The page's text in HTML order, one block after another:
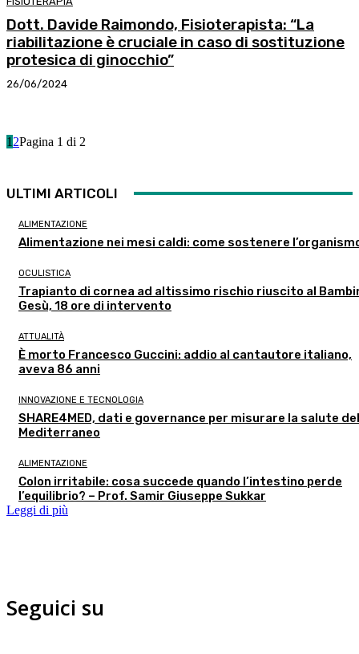
Dott. Davide Raimondo, Fisioterapista: “La
riabilitazione è cruciale in caso di sostituzione
protesica di ginocchio”
26/06/2024
1 2Pagina 1 di 2
ULTIMI ARTICOLI
ALIMENTAZIONE
Alimentazione nei mesi caldi: come sostenere
OCULISTICA
Trapianto di cornea ad altissimo rischio riuscito al
Gesù, 18 ore di intervento
ATTUALITÀ
È morto Francesco Guccini: addio al cantautore italiano,
aveva 86 anni
INNOVAZIONE E TECNOLOGIA
SHARE4MED, dati e governance per misurare la salute del
Mediterraneo
ALIMENTAZIONE
Colon irritabile: cosa succede quando l’intestino perde
l’equilibrio? – Prof. Samir Giuseppe Sukkar
Leggi di più
Seguici su